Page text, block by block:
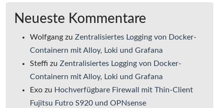
Neueste Kommentare
Wolfgang zu Zentralisiertes Logging von Docker-
Containern mit Alloy, Loki und Grafana
Steffi zu Zentralisiertes Logging von Docker-
Containern mit Alloy, Loki und Grafana
Exo zu Hochverfügbare Firewall mit Thin-Client
Fujitsu Futro S920 und OPNsense